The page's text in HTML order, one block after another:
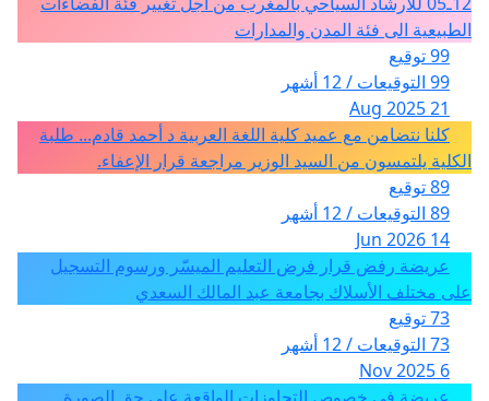
الطبيعية الى فئة المدن والمدارات
99 توقيع
99 التوقيعات / 12 أشهر
21 Aug 2025
كلنا نتضامن مع عميد كلية اللغة العربية د أحمد قادم... طلبة
الكلية يلتمسون من السيد الوزير مراجعة قرار الإعفاء.
89 توقيع
89 التوقيعات / 12 أشهر
14 Jun 2026
عريضة رفض قرار فرض التعليم الميسّر ورسوم التسجيل
على مختلف الأسلاك بجامعة عبد المالك السعدي
73 توقيع
73 التوقيعات / 12 أشهر
6 Nov 2025